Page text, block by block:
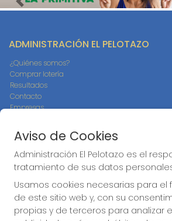
Imagen anterior
ADMINISTRACIÓN EL PELOTAZO
¿Quiénes somos?
Comprar lotería
Resultados
Contacto
Empresas
Peñas
Boletos digitales
Acceso
Registro
CONTACTO
ADMINISTRACION DE LOTERIAS: 17-
Aviso de Cookies
Administración El Pelotazo es el
tratamiento de sus datos
Usamos cookies necesarias para el
de este sitio web y, con su
propias y de terceros para analizar